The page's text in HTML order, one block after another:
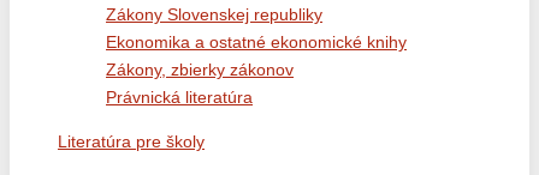
Zákony Slovenskej republiky
Ekonomika a ostatné ekonomické knihy
Zákony, zbierky zákonov
Právnická literatúra
Literatúra pre školy